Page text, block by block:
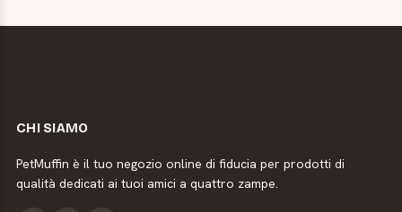
CHI SIAMO
PetMuffin è il tuo negozio online di fiducia per prodotti di
qualità dedicati ai tuoi amici a quattro zampe.